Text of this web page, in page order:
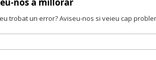
trobat un error? Aviseu-nos si veieu cap